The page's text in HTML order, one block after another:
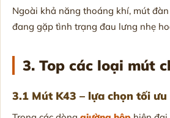
Ngoài khả năng thoáng khí, mút
đang gặp tình trạng đau lưng nhẹ
3. Top các loại mút
3.1 Mút K43 – lựa chọn tối